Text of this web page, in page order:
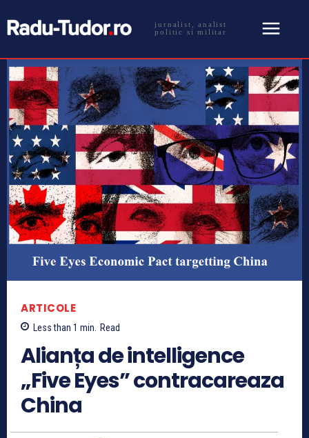
jurnalist, analist
politic si militar
ARTICOLE
Less than 1 min. Read
Alianța de intelligence
„Five Eyes” contracareaza
China